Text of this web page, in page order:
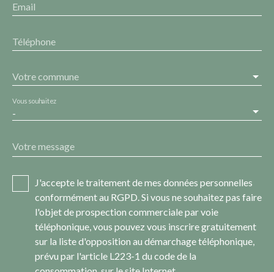
Email
Téléphone
Votre commune
-
Vous souhaitez
Votre message
J'accepte le traitement de mes données personnelles
conformément au RGPD. Si vous ne souhaitez pas faire
l'objet de prospection commerciale par voie
téléphonique, vous pouvez vous inscrire gratuitement
sur la liste d'opposition au démarchage téléphonique,
prévu par l'article L223-1 du code de la